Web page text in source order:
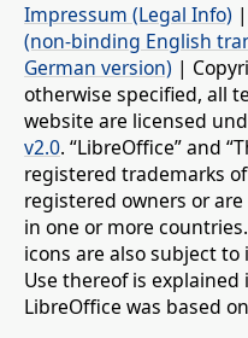
Impressum (Legal Info) |
(non-binding English
German version) |
otherwise specified, all
website are licensed
v2.0. “LibreOffice” and
registered trademarks
registered owners or
in one or more
icons are also subject
Use thereof is explained
LibreOffice was based